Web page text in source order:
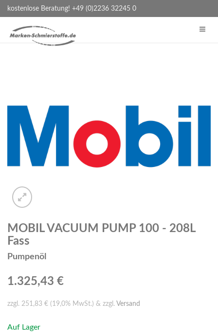
kostenlose Beratung! +49 (0)2236 32245 0
MOBIL VACUUM PUMP 100 - 208L
Fass
Pumpenöl
1.325,43 €
zzgl. 251,83 € (19,0% MwSt.) & zzgl. Versand
Auf Lager